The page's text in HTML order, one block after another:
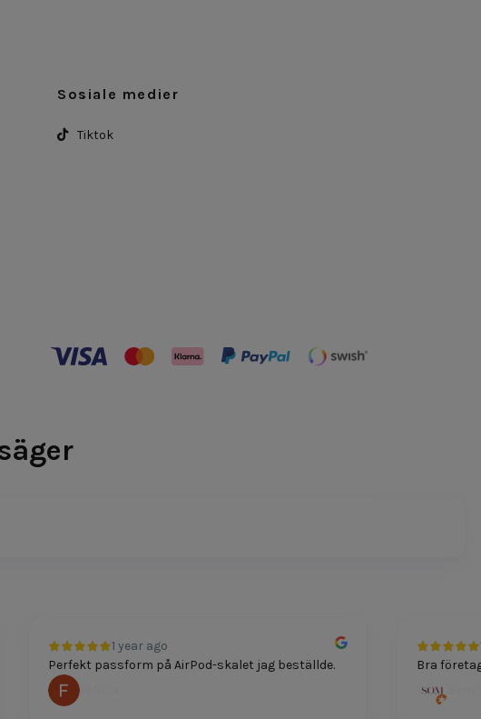
Sosiale medier
Tiktok
1 year ago
Perfekt passform på AirPod-skalet jag beställde.
Felicia
1
Bra företag
Som